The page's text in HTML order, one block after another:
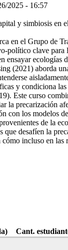
2025 - 16:57
y simbiosis en
en el Grupo de
político clave
ensayar ecologías
(2021) aborda
y condiciona
Este curso
la precarización
con los modelos
de la
que desafíen la
incluso en
Cant.